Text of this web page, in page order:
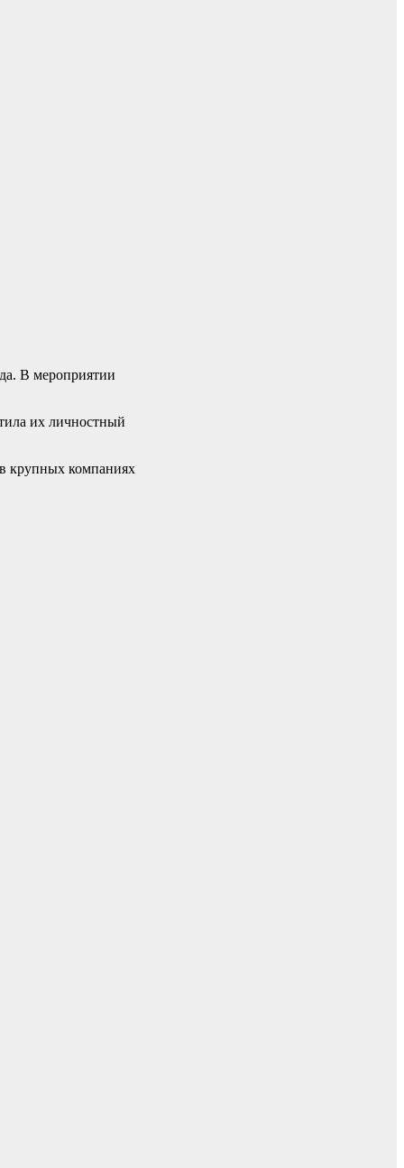
В мероприятии
их личностный
в крупных компаниях